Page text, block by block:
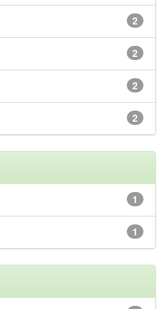
2
2
2
2
1
1